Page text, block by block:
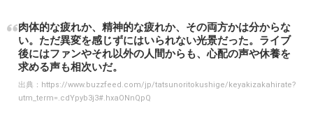
肉体的な疲れか、精神的な疲れか、その両方かは分からな
い。ただ異変を感じずにはいられない光景だった。ライブ
後にはファンやそれ以外の人間からも、心配の声や休養を
求める声も相次いだ。
出典： https://www.buzzfeed.com/jp/tatsunoritokushige/keyakizakahirate?
utm_term=.cdYpyb3j3#.hxaONnQpQ